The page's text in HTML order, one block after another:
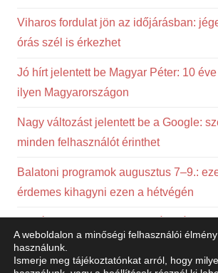
Viharos fordulat jön az időjárásban:
órás szél is érkezhet
Jó hírt jelentett be Magyar Péter: 10
ilyen Magyarországon
Nagy változást jelentett be a Google:
minden felhasználót érinthet
Balatoni programok augusztus 7–9.:
érdemes kihagyni ezen a hétvégén
Megérkezett a Lamborghini új
tudni a Revuelto SV-ről
A weboldalon a minőségi felhasználói
használunk.
Ismerje meg tájékoztatónkat arról, hogy